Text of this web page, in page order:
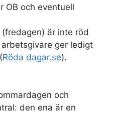
OB och eventuell
är inte röd
ger ledigt
Röda dagar.se).
och
den ena är en